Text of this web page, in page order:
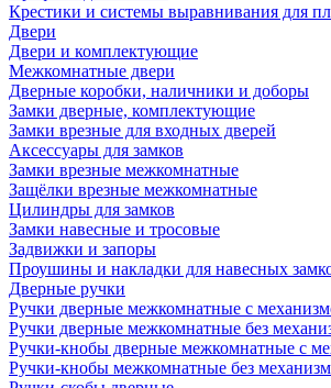
Крестики и системы выравнивания для
Двери
Двери и комплектующие
Межкомнатные двери
Дверные коробки, наличники и доборы
Замки дверные, комплектующие
Замки врезные для входных дверей
Аксессуары для замков
Замки врезные межкомнатные
Защёлки врезные межкомнатные
Цилиндры для замков
Замки навесные и тросовые
Задвижки и запоры
Проушины и накладки для навесных
Дверные ручки
Ручки дверные межкомнатные с
Ручки дверные межкомнатные без
Ручки-кнобы дверные межкомнатные с
Ручки-кнобы межкомнатные без